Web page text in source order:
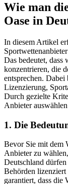
Wie man
Oase in
In diesem Artikel
Das bedeutet, dass
konzentrieren, die
entsprechen.
Lizenzierung,
Durch gezielte
Anbieter
1. Die
Bevor Sie mit dem
Anbieter zu
Deutschland
Behörden
garantiert, dass die